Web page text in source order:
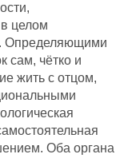
целом
Определяющими
сам, чётко и
жить с отцом,
Оба органа